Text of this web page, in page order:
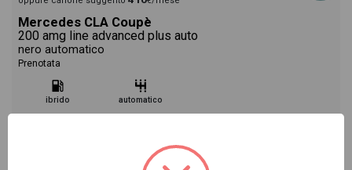
Mercedes CLA Coupè
200 amg line advanced plus auto
nero automatico
Prenotata
ibrido automatico
Vai alla scheda >>